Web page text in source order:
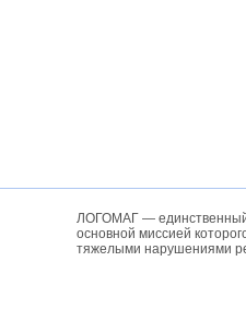
ЛОГОМАГ — единственный
основной миссией
тяжелыми нарушениями